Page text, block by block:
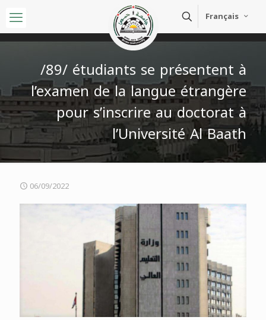
Français
/89/ étudiants se présentent à
l’examen de la langue étrangère
pour s’inscrire au doctorat à
l’Université Al Baath
06/09/2022